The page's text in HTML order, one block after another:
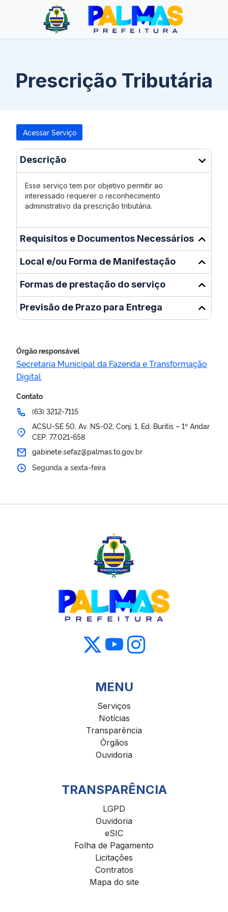
Prescrição Tributária
Acessar Serviço
Descrição
Esse serviço tem por objetivo permitir ao
interessado requerer o reconhecimento
administrativo da prescrição tributária.
Requisitos e Documentos Necessários
Local e/ou Forma de Manifestação
Formas de prestação do serviço
Previsão de Prazo para Entrega
Órgão responsável
Secretaria Municipal da Fazenda e Transformação
Digital
Contato
(63) 3212-7115
ACSU-SE 50, Av. NS-02, Conj. 1, Ed. Buritis – 1º Andar
CEP: 77.021-658
gabinete.sefaz@palmas.to.gov.br
Segunda a sexta-feira
MENU
Serviços
Notícias
Transparência
Órgãos
Ouvidoria
TRANSPARÊNCIA
LGPD
Ouvidoria
eSIC
Folha de Pagamento
Licitações
Contratos
Mapa do site